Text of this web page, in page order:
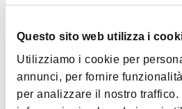
Questo sito web utilizza i
Utilizziamo i cookie per
annunci, per fornire
per analizzare il nostro
Animals accepted
no